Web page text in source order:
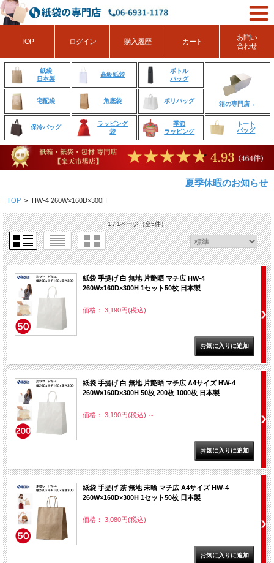
紙袋
日本製
高級紙袋
ボトル
バッグ
箱の専門店→
宅配袋 角底袋 ポリバッグ
保冷バッグ
ラッピング
袋
季節
ラッピング
トート
バッグ
夏季休暇のお知らせ
TOP > HW-4 260W×160D×300H
1 / 1ページ（全5件）
紙袋 手提げ 白 無地 片艶晒 マチ広 HW-4
260W×160D×300H 1セット50枚 日本製
価格： 3,190円(税込)
紙袋 手提げ 白 無地 片艶晒 マチ広 A4サイズ HW-4
260W×160D×300H 50枚 200枚 1000枚 日本製
価格： 3,190円(税込) ～
紙袋 手提げ 茶 無地 未晒 マチ広 A4サイズ HW-4
260W×160D×300H 1セット50枚 日本製
価格： 3,080円(税込)
TOP ログイン 購入履歴 カート
お問い
合わせ